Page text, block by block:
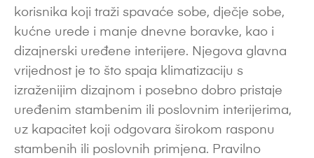
korisnika koji traži spavaće sobe, dječje sobe,
kućne urede i manje dnevne boravke, kao i
dizajnerski uređene interijere. Njegova glavna
vrijednost je to što spaja klimatizaciju s
izraženijim dizajnom i posebno dobro pristaje
uređenim stambenim ili poslovnim interijerima,
uz kapacitet koji odgovara širokom rasponu
stambenih ili poslovnih primjena. Pravilno